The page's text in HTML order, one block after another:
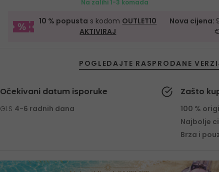
Na zalihi 1-3 komada
10 % popusta s kodom OUTLET10
AKTIVIRAJ
Nova cijena:
POGLEDAJTE RASPRODANE
Očekivani datum isporuke
GLS 4-6 radnih dana
Zašto
100 %
Najbolje
Brza i